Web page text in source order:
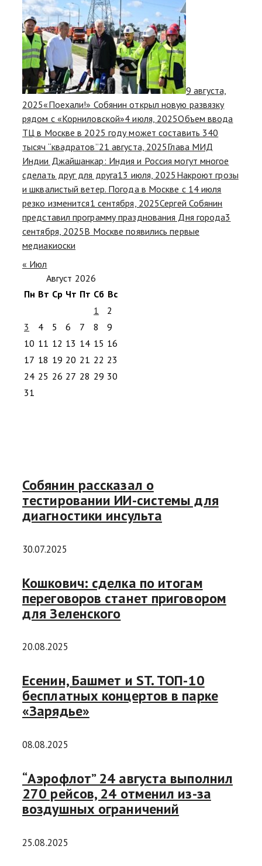
9 августа,
2025«Поехали!» Собянин открыл новую развязку
рядом с «Корниловской»4 июля, 2025Объем ввода
ТЦ в Москве в 2025 году может составить 340
тысяч “квадратов”21 августа, 2025Глава МИД
Индии Джайшанкар: Индия и Россия могут многое
сделать друг для друга13 июля, 2025 Накроют грозы
и шквалистый ветер. Погода в Москве с 14 июля
резко изменится1 сентября, 2025Сергей Собянин
представил программу празднования Дня города3
сентября, 2025В Москве появились первые
медиакиоски
« Июл
Август 2026
Пн Вт Ср Чт Пт Сб Вс
1
2
3
4 5 6 7 8
9
10 11 12 13 14 15 16
17 18 19 20 21 22 23
24 25 26 27 28 29 30
31
Собянин рассказал о
тестировании ИИ-системы для
диагностики инсульта
30.07.2025
Кошкович: сделка по итогам
переговоров станет приговором
для Зеленского
20.08.2025
Есенин, Башмет и ST. ТОП-10
бесплатных концертов в парке
«Зарядье»
08.08.2025
“Аэрофлот” 24 августа выполнил
270 рейсов, 24 отменил из-за
воздушных ограничений
25.08.2025